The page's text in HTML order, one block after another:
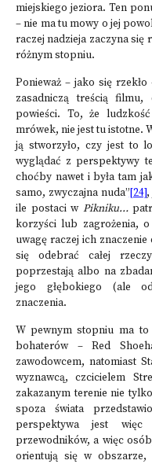
miejskiego jeziora. Ten
– nie ma tu mowy o jej
raczej nadzieja zaczyna
różnym stopniu.
Ponieważ – jako się
zasadniczą treścią filmu,
powieści. To, że
mrówek, nie jest tu istotne.
ją stworzyło, czy jest to
wyglądać z perspektywy
choćby nawet i była tam
samo, zwyczajna nuda”[24]
ile postaci w Pikniku…
korzyści lub zagrożenia,
uwagę raczej ich
się odebrać całej
poprzestają albo na
jego głębokiego (ale
znaczenia.
W pewnym stopniu ma to
bohaterów – Red
zawodowcem, natomiast
wyznawcą, czcicielem
zakazanym terenie nie
spoza świata
perspektywa jest więc
przewodników, a więc
orientują się w